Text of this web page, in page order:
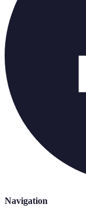
Navigation